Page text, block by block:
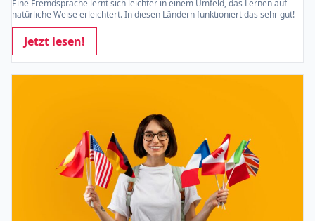
Eine Fremdsprache lernt sich leichter in einem Umfeld, das Lernen auf
natürliche Weise erleichtert. In diesen Ländern funktioniert das sehr gut!
Jetzt lesen!